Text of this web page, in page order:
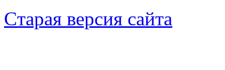
Cтарая версия сайта